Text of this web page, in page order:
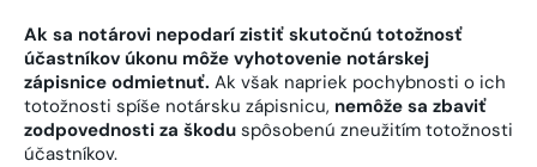
Ak sa notárovi nepodarí zistiť skutočnú totožnosť
účastníkov úkonu môže vyhotovenie notárskej
zápisnice odmietnuť. Ak však napriek pochybnosti o ich
totožnosti spíše notársku zápisnicu, nemôže sa zbaviť
zodpovednosti za škodu spôsobenú zneužitím totožnosti
účastníkov.